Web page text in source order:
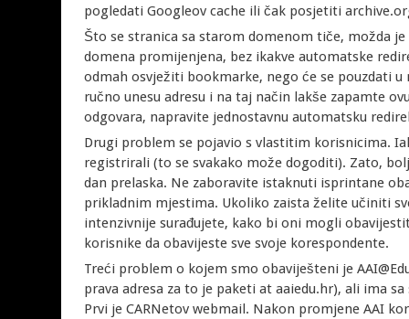
pogledati Googleov cache ili čak posjetiti
Što se stranica sa starom domenom tiče, možda
domena promijenjena, bez ikakve automatske
odmah osvježiti bookmarke, nego će se pouzdati u
ručno unesu adresu i na taj način lakše zapamte
odgovara, napravite jednostavnu automatsku
Drugi problem se pojavio s vlastitim korisnicima.
registrirali (to se svakako može dogoditi). Zato,
dan prelaska. Ne zaboravite istaknuti isprintane
prikladnim mjestima. Ukoliko zaista želite učiniti
intenzivnije surađujete, kako bi oni mogli
korisnike da obavijeste sve svoje korespondente.
Treći problem o kojem smo obaviješteni je
prava adresa za to je paketi at aaiedu.hr), ali ima
Prvi je CARNetov webmail. Nakon promjene AAI